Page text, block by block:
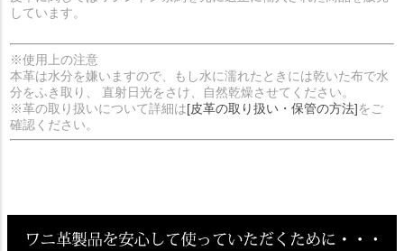
しています。
※使用上の注意
本革は水分を嫌いますので、もし水に濡れたときには乾いた布で水
分をふき取り、 直射日光をさけ、自然乾燥させてください。
※革の取り扱いについて詳細は[皮革の取り扱い・保管の方法]をご
確認ください。